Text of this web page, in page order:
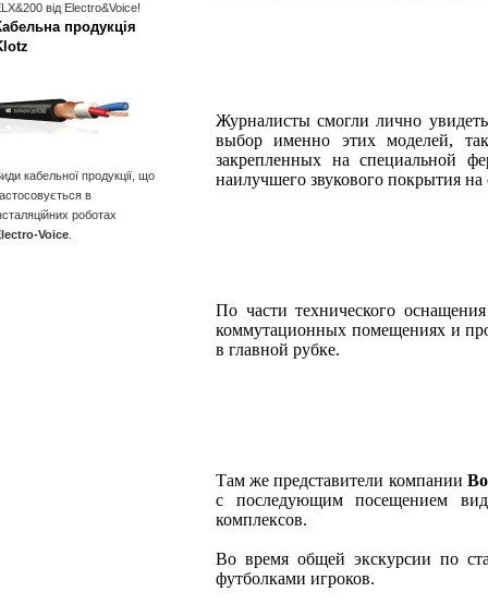
від Electro&Voice!
продукція
кабельної продукції, що
в
роботах
Voice
Журналисты смогли лично
выбор именно этих моделей,
закрепленных на специальной
наилучшего звукового покрытия на
По части технического
коммутационных помещениях и
в главной рубке.
Там же представители компании
с последующим посещением
комплексов.
Во время общей экскурсии по
футболками игроков.